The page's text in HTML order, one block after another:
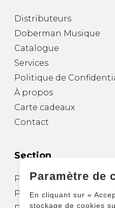
Distributeurs
Doberman Musique
Catalogue
Services
Politique de
À propos
Carte cadeaux
Contact
Section
Partitions pour guitare
Partitions pour autres
Paramètre de
En cliquant sur «
stockage de cookies